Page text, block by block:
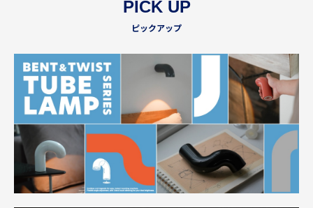
PICK UP
ピックアップ